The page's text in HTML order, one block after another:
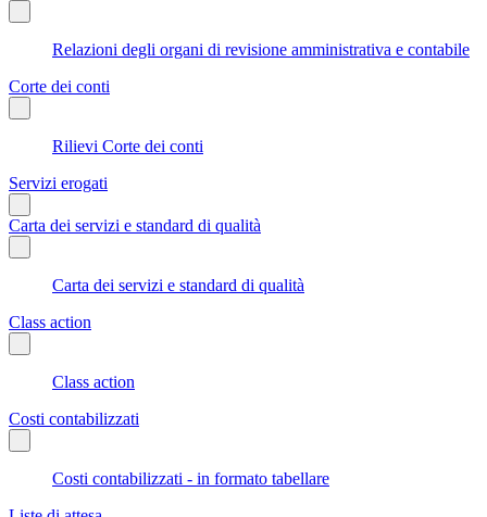
Relazioni degli organi di revisione amministrativa e contabile
Corte dei conti
Rilievi Corte dei conti
Servizi erogati
Carta dei servizi e standard di qualità
Carta dei servizi e standard di qualità
Class action
Class action
Costi contabilizzati
Costi contabilizzati - in formato tabellare